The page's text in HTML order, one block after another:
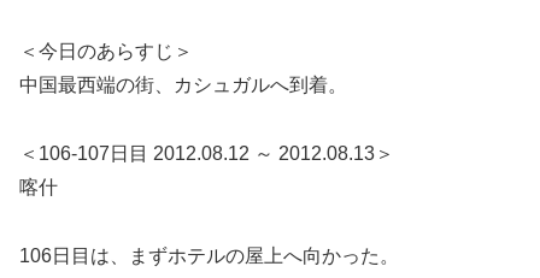
＜今日のあらすじ＞
中国最西端の街、カシュガルへ到着。
＜106-107日目 2012.08.12 ～ 2012.08.13＞
喀什
106日目は、まずホテルの屋上へ向かった。